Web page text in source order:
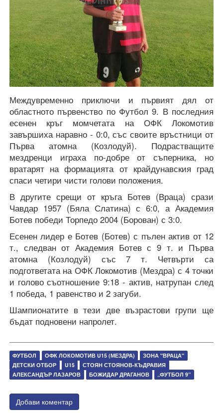
Междувременно приключи и първият дял от
областното първенство по Футбол 9. В последния
есенен кръг момчетата на ОФК Локомотив
завършиха наравно - 0:0, със своите връстници от
Първа атомна (Козлодуй). Подрастващите
мездренци играха по-добре от съперника, но
вратарят на формацията от крайдунавския град
спаси четири чисти голови положения.
В другите срещи от кръга Ботев (Враца) срази
Чавдар 1957 (Бяла Слатина) с 6:0, а Академия
Ботев победи Торпедо 2004 (Борован) с 3:0.
Есенен лидер е Ботев (Ботев) с пълен актив от 12
т., следван от Академия Ботев с 9 т. и Първа
атомна (Козлодуй) със 7 т. Четвърти са
подгответата на ОФК Локомотив (Мездра) с 4 точки
и голово съотношение 9:18 - актив, натрупан след
1 победа, 1 равенство и 2 загуби.
Шампионатите в тези две възрастови групи ще
бъдат подновени напролет.
ФУТБОЛ ОФК ЛОКОМОТИВ U15 (МЕЗДРА)
ЗОНА "ВРАЦА"
ДЕТСКИ ОТБОР
U15
СТОЯН СТОЯНОВ-КЪДРАВИЯ
АЛЕКСАНДЪР ЛАЗАРОВ
БОЖИДАР ДРАГАНОВ „ФУТБОЛ 9”
Добави коментар